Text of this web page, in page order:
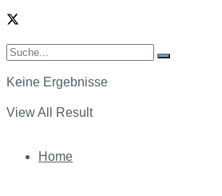
Keine Ergebnisse
View All Result
Home